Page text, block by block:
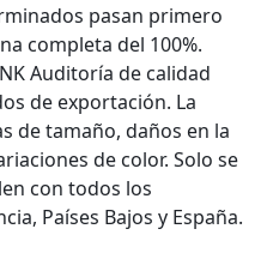
pasan primero
completa del 100%.
Auditoría de calidad
de exportación. La
de tamaño, daños en la
de color. Solo se
con todos los
Países Bajos y España.